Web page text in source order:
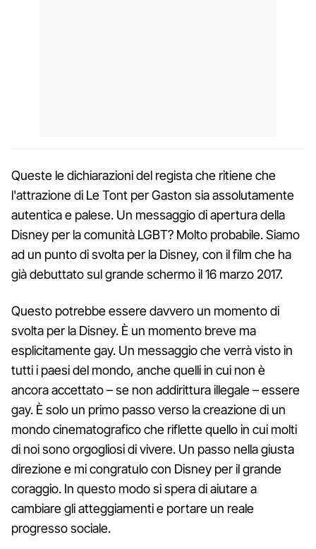
Queste le dichiarazioni del regista che ritiene che
l'attrazione di Le Tont per Gaston sia assolutamente
autentica e palese. Un messaggio di apertura della
Disney per la comunità LGBT? Molto probabile. Siamo
ad un punto di svolta per la Disney, con il film che ha
già debuttato sul grande schermo il 16 marzo 2017.
Questo potrebbe essere davvero un momento di
svolta per la Disney. È un momento breve ma
esplicitamente gay. Un messaggio che verrà visto in
tutti i paesi del mondo, anche quelli in cui non è
ancora accettato – se non addirittura illegale – essere
gay. È solo un primo passo verso la creazione di un
mondo cinematografico che riflette quello in cui molti
di noi sono orgogliosi di vivere. Un passo nella giusta
direzione e mi congratulo con Disney per il grande
coraggio. In questo modo si spera di aiutare a
cambiare gli atteggiamenti e portare un reale
progresso sociale.